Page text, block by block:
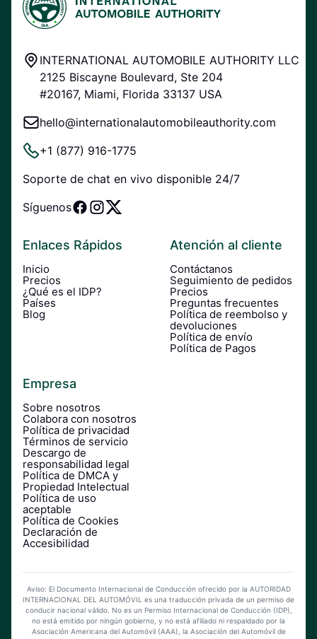
INTERNATIONAL AUTOMOBILE AUTHORITY LLC
2125 Biscayne Boulevard, Ste 204
#20167, Miami, Florida 33137 USA
hello@internationalautomobileauthority.com
+1 (877) 916-1775
Soporte de chat en vivo disponible 24/7
Síguenos
Enlaces Rápidos
Inicio
Precios
¿Qué es el IDP?
Países
Blog
Atención al cliente
Contáctanos
Seguimiento de pedidos
Precios
Preguntas frecuentes
Política de reembolso y
devoluciones
Política de envío
Política de Pagos
Empresa
Sobre nosotros
Colabora con nosotros
Política de privacidad
Términos de servicio
Descargo de
responsabilidad legal
Política de DMCA y
Propiedad Intelectual
Política de uso
aceptable
Política de Cookies
Declaración de
Accesibilidad
Aviso: El Documento Internacional de Conducción ofrecido por la AUTORIDAD
INTERNACIONAL DEL AUTOMÓVIL es una traducción privada de un permiso de
conducir nacional válido. No es un Permiso Internacional de Conducción (IDP),
no está emitido por ningún gobierno, y no está afiliado ni respaldado por la
Asociación Americana del Automóvil (AAA), la Asociación del Automóvil de